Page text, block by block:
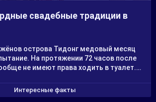
свадебные традиции в
острова Тидонг медовый месяц
На протяжении 72 часов после
не имеют права ходить в туалет.
не выйдет. Если вдруг молодожены
– ничего у них не выйдет, ведь
Интересные факты